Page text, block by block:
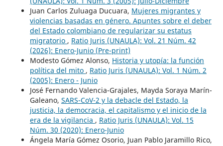
Juan Carlos Zuluaga Ducuara, Mujeres migrantes y
violencias basadas en género. Apuntes sobre el deber
del Estado colombiano de regularizar su estatus
migratorio , Ratio Juris (UNAULA): Vol. 21 Núm. 42
(2026): Enero-Junio (Pre-print)
Modesto Gómez Alonso, Historia y utopía: la función
política del mito , Ratio Juris (UNAULA): Vol. 1 Núm. 2
(2005): Enero - Junio
José Fernando Valencia-Grajales, Mayda Soraya Marín-
Galeano, SARS-CoV-2 y la debacle del Estado, la
justicia, la democracia, el capitalismo y el inicio de la
era de la vigilancia , Ratio Juris (UNAULA): Vol. 15
Núm. 30 (2020): Enero-Junio
Ángela María Gómez Osorio, Juan Pablo Jaramillo Rico,